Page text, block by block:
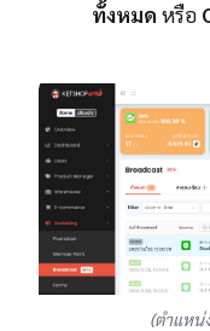
ทั้งหมด หรือ
(ตำแหน่